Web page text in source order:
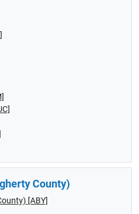
County)
[ABY]